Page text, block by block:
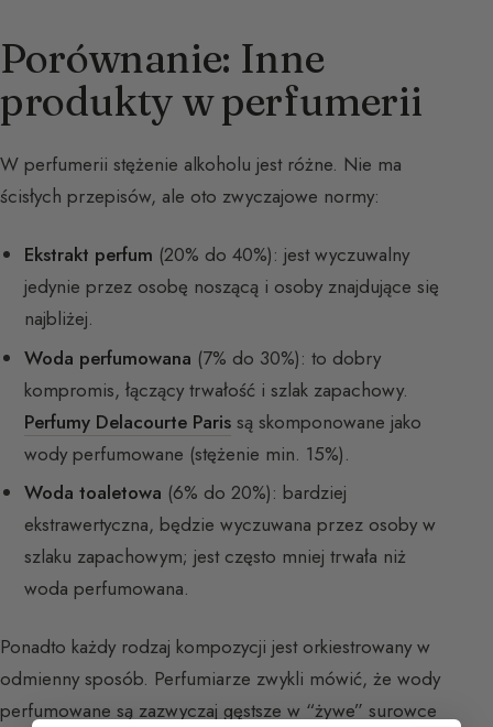
Porównanie: Inne
produkty w perfumerii
W perfumerii stężenie alkoholu jest różne. Nie ma
ścisłych przepisów, ale oto zwyczajowe normy:
Ekstrakt perfum (20% do 40%): jest wyczuwalny
jedynie przez osobę noszącą i osoby znajdujące się
najbliżej.
Woda perfumowana (7% do 30%): to dobry
kompromis, łączący trwałość i szlak zapachowy.
Perfumy Delacourte Paris są skomponowane jako
wody perfumowane (stężenie min. 15%).
Woda toaletowa (6% do 20%): bardziej
ekstrawertyczna, będzie wyczuwana przez osoby w
szlaku zapachowym; jest często mniej trwała niż
woda perfumowana.
Ponadto każdy rodzaj kompozycji jest orkiestrowany w
odmienny sposób. Perfumiarze zwykli mówić, że wody
perfumowane są zazwyczaj gęstsze w “żywe” surowce